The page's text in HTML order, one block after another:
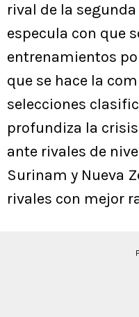
rival de la segunda
especula con que
entrenamientos
que se hace la
selecciones
profundiza la
ante rivales de
Surinam y Nueva
rivales con mejor